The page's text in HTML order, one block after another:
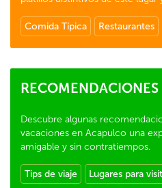
Comida Típica Restaurantes
RECOMENDACIONES
Descubre algunas
vacaciones en Acapulco una
amigable y sin contratiempos.
Tips de viaje Lugares para